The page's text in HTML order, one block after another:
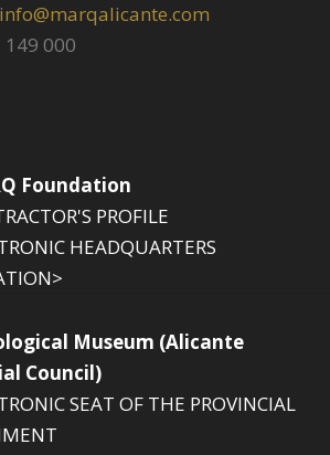
info@marqalicante.com
149 000
Foundation
PROFILE
HEADQUARTERS
Museum (Alicante
Council)
SEAT OF THE PROVINCIAL